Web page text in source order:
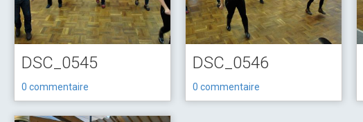
DSC_0545
0 commentaire
DSC_0546
0 commentaire